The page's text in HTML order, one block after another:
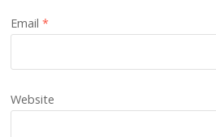
Email*
Website